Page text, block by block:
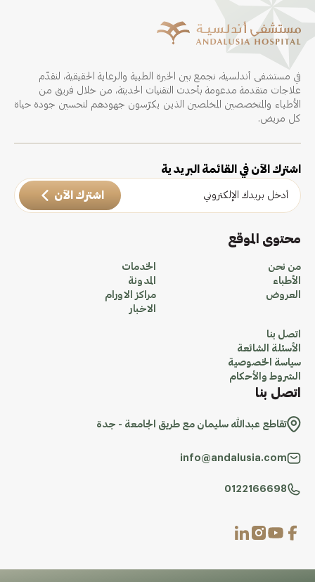
في مستشفى أندلسية، نجمع بين الخبرة الطبية والرعاية الحقيقية، لنقدّم
علاجات متقدمة مدعومة بأحدث التقنيات الحديثة، من خلال فريق من
الأطباء والمتخصصين المخلصين الذين يكرّسون جهودهم لتحسين جودة حياة
كل مريض.
اشترك الآن في القائمة البريدية
اشترك الآن
محتوى الموقع
من نحن
الأطباء
العروض
الخدمات
المدونة
مراكز الاورام
الاخبار
اتصل بنا
الأسئلة الشائعة
سياسة الخصوصية
الشروط والأحكام
اتصل بنا
تقاطع عبدالله سليمان مع طريق الجامعة - جدة
info@andalusia.com
0122166698